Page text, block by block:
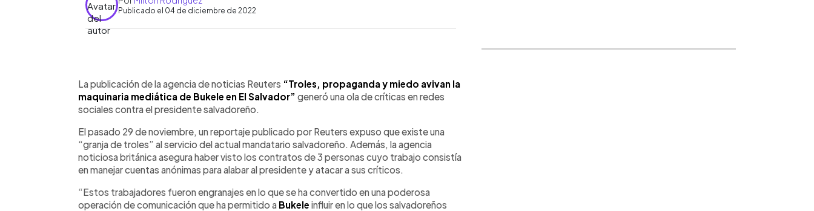
Publicado el 04 de diciembre de 2022
Escuchar artículo
La publicación de la agencia de noticias Reuters “Troles, propaganda y miedo avivan la
maquinaria mediática de Bukele en El Salvador” generó una ola de críticas en redes
sociales contra el presidente salvadoreño.
El pasado 29 de noviembre, un reportaje publicado por Reuters expuso que existe una
“granja de troles” al servicio del actual mandatario salvadoreño. Además, la agencia
noticiosa británica asegura haber visto los contratos de 3 personas cuyo trabajo consistía
en manejar cuentas anónimas para alabar al presidente y atacar a sus críticos.
“Estos trabajadores fueron engranajes en lo que se ha convertido en una poderosa
operación de comunicación que ha permitido a Bukele influir en lo que los salvadoreños